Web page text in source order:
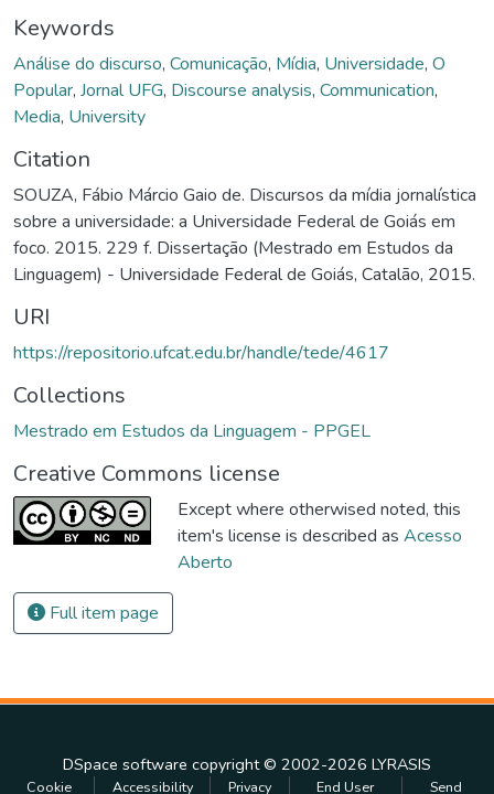
Keywords
Análise do discurso, Comunicação, Mídia, Universidade, O
Popular, Jornal UFG, Discourse analysis, Communication,
Media, University
Citation
SOUZA, Fábio Márcio Gaio de. Discursos da mídia jornalística
sobre a universidade: a Universidade Federal de Goiás em
foco. 2015. 229 f. Dissertação (Mestrado em Estudos da
Linguagem) - Universidade Federal de Goiás, Catalão, 2015.
URI
https://repositorio.ufcat.edu.br/handle/tede/4617
Collections
Mestrado em Estudos da Linguagem - PPGEL
Creative Commons license
Except where otherwised noted, this
item's license is described as Acesso
Aberto
Full item page
DSpace software copyright © 2002-2026 LYRASIS
Cookie Accessibility Privacy End User Send